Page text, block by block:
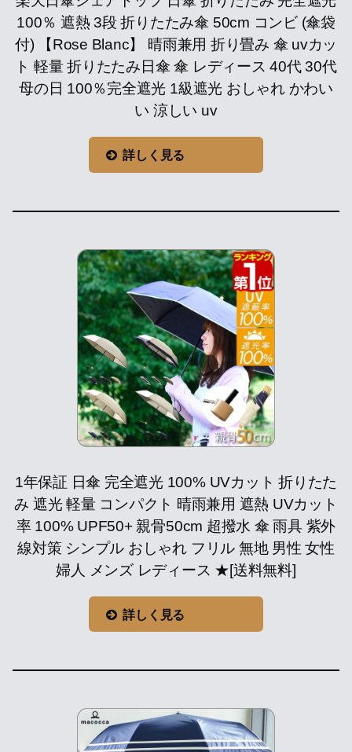
100％ 遮熱 3段 折りたたみ傘 50cm コンビ (傘袋
付) 【Rose Blanc】 晴雨兼用 折り畳み 傘 uvカッ
ト 軽量 折りたたみ日傘 傘 レディース 40代 30代
母の日 100％完全遮光 1級遮光 おしゃれ かわい
い 涼しい uv
詳しく見る
1年保証 日傘 完全遮光 100% UVカット 折りたた
み 遮光 軽量 コンパクト 晴雨兼用 遮熱 UVカット
率 100% UPF50+ 親骨50cm 超撥水 傘 雨具 紫外
線対策 シンプル おしゃれ フリル 無地 男性 女性
婦人 メンズ レディース ★[送料無料]
詳しく見る